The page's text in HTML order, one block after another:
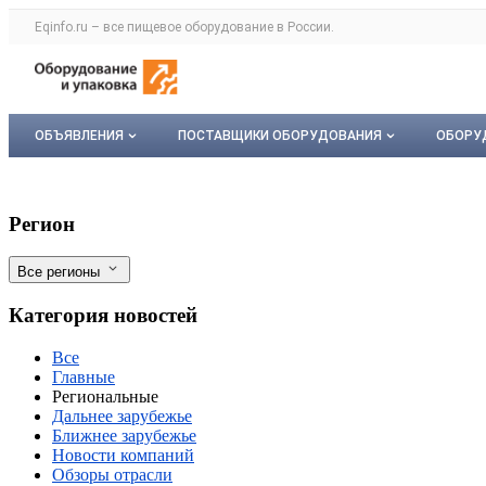
Раздел навигации по сайту eqinfo.ru
Eqinfo.ru – все пищевое оборудование в России.
Авторизация и меню пользователя
Навигация по разделам сайта eqinfo.ru
ОБЪЯВЛЕНИЯ
Мои объявления
ПОСТАВЩИКИ ОБОРУДОВАНИЯ
Платное размещение
В Волгоградской области растут
Фильтры
Регион
Все регионы
Категория новостей
Все
Главные
Региональные
Дальнее зарубежье
Ближнее зарубежье
Новости компаний
Обзоры отрасли